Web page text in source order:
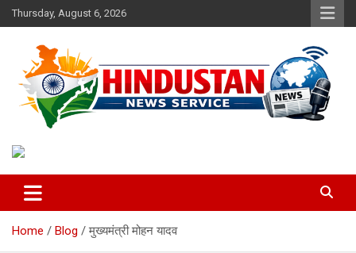
Skip
to
Thursday, August 6, 2026
Hindustan News Service
Home Blog मुख्यमंत्री मोहन यादव